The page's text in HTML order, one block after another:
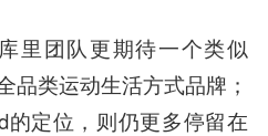
里团队更期待一个类似
品类运动生活方式品牌；
的定位，则仍更多停留在